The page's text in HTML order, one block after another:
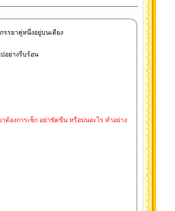
รยาคู่หนึ่งอยู่บนเตียง
อย่างรีบร้อน
องการเซ็ก อย่าขัดขืน หรือบ่นอะไร ทำอย่าง